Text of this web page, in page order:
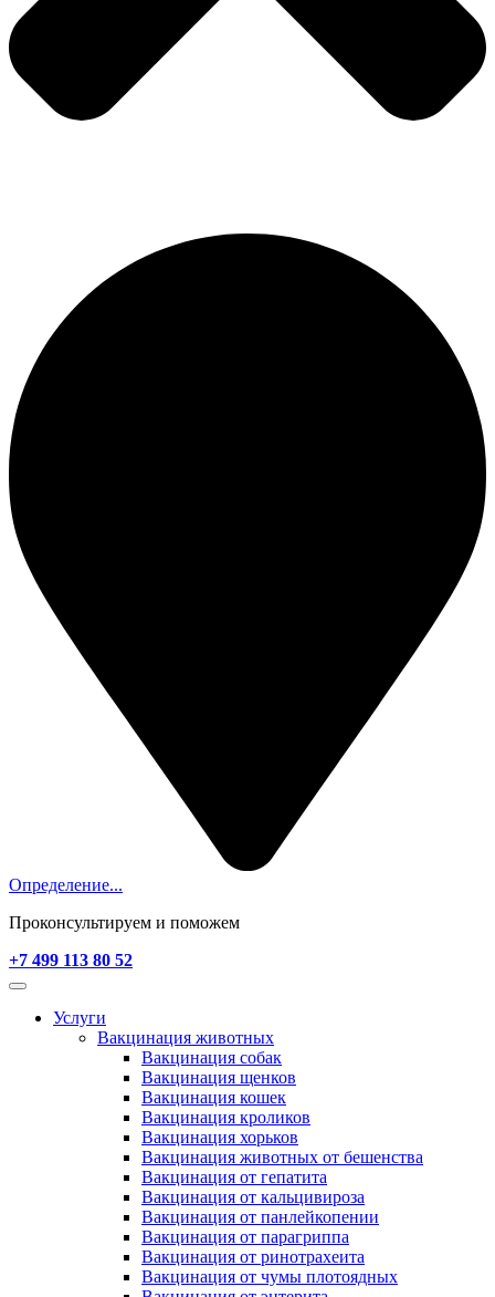
Определение...
Проконсультируем и поможем
+7 499 113 80 52
Услуги
Вакцинация животных
Вакцинация собак
Вакцинация щенков
Вакцинация кошек
Вакцинация кроликов
Вакцинация хорьков
Вакцинация животных от бешенства
Вакцинация от гепатита
Вакцинация от кальцивироза
Вакцинация от панлейкопении
Вакцинация от парагриппа
Вакцинация от ринотрахеита
Вакцинация от чумы плотоядных